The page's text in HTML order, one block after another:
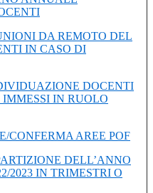
DA REMOTO DEL
IN CASO DI
DOCENTI
IN RUOLO
CONFERMA AREE POF
DELL’ANNO
2023 IN TRIMESTRI O